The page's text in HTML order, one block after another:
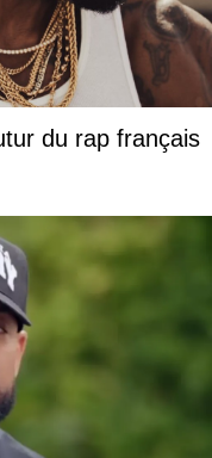
du rap français